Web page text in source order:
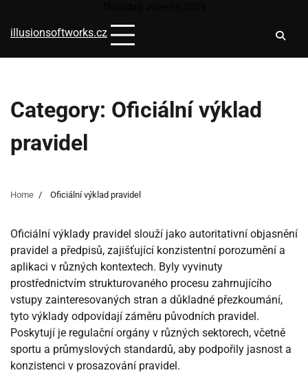
content
illusionsoftworks.cz
Category: Oficiální výklad
pravidel
Home Oficiální výklad pravidel
Oficiální výklady pravidel slouží jako autoritativní objasnění
pravidel a předpisů, zajišťující konzistentní porozumění a
aplikaci v různých kontextech. Byly vyvinuty
prostřednictvím strukturovaného procesu zahrnujícího
vstupy zainteresovaných stran a důkladné přezkoumání,
tyto výklady odpovídají záměru původních pravidel.
Poskytují je regulační orgány v různých sektorech, včetně
sportu a průmyslových standardů, aby podpořily jasnost a
konzistenci v prosazování pravidel.